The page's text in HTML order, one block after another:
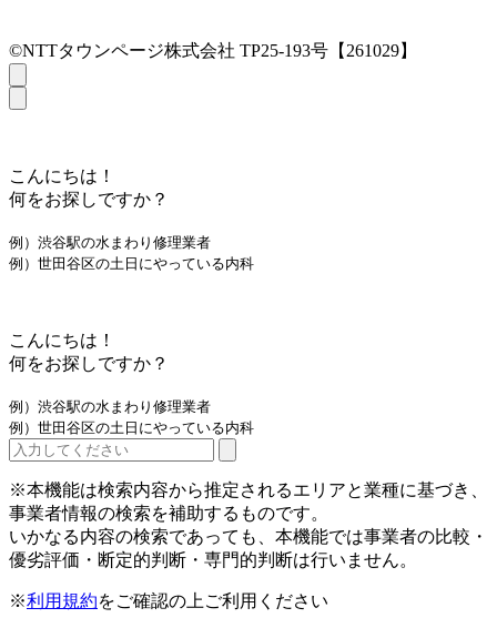
©NTTタウンページ株式会社 TP25-193号【261029】
こんにちは！
何をお探しですか？
例）渋谷駅の水まわり修理業者
例）世田谷区の土日にやっている内科
こんにちは！
何をお探しですか？
例）渋谷駅の水まわり修理業者
例）世田谷区の土日にやっている内科
※本機能は検索内容から推定されるエリアと業種に基づき、
事業者情報の検索を補助するものです。
いかなる内容の検索であっても、本機能では事業者の比較・
優劣評価・断定的判断・専門的判断は行いません。
※利用規約をご確認の上ご利用ください